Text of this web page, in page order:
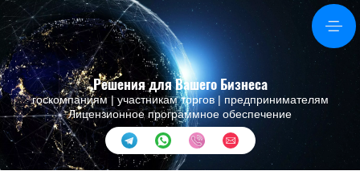
Решения для Вашего Бизнеса
госкомпаниям | участникам торгов | предпринимателям
Лицензионное программное обеспечение